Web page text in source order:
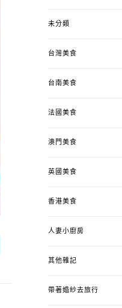
未分類
台灣美食
台南美食
法國美食
澳門美食
英國美食
香港美食
人妻小廚房
其他雜記
帶著婚紗去旅行